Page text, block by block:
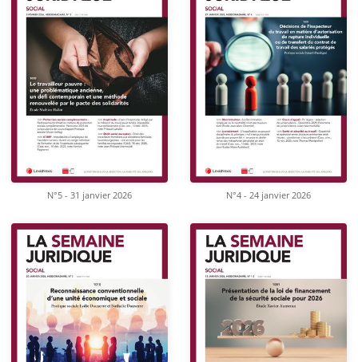
N°5 - 31 janvier 2026 N°4 - 24 janvier 2026